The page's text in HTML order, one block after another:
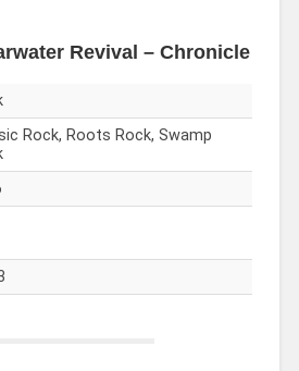
Revival – Chronicle
Rock, Roots Rock, Swamp